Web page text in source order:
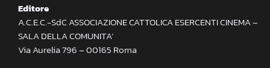
Editore
A.C.E.C.-SdC ASSOCIAZIONE CATTOLICA ESERCENTI CINEMA –
SALA DELLA COMUNITA’
Via Aurelia 796 – 00165 Roma